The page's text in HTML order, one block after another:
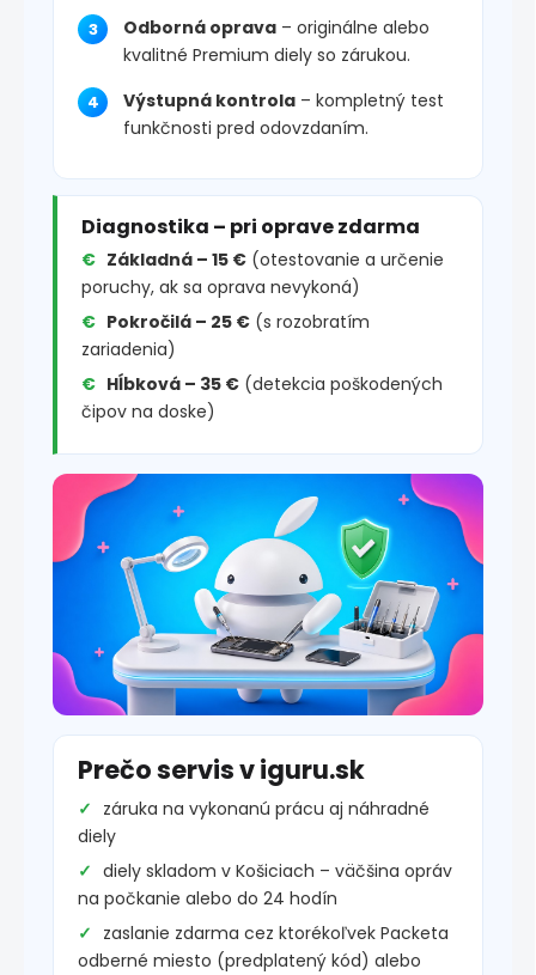
Odborná oprava – originálne alebo
kvalitné Premium diely so zárukou.
Výstupná kontrola – kompletný test
funkčnosti pred odovzdaním.
Diagnostika – pri oprave zdarma
Základná – 15 € (otestovanie a určenie
poruchy, ak sa oprava nevykoná)
Pokročilá – 25 € (s rozobratím
zariadenia)
Hĺbková – 35 € (detekcia poškodených
čipov na doske)
Prečo servis v iguru.sk
záruka na vykonanú prácu aj náhradné
diely
diely skladom v Košiciach – väčšina opráv
na počkanie alebo do 24 hodín
zaslanie zdarma cez ktorékoľvek Packeta
odberné miesto (predplatený kód) alebo